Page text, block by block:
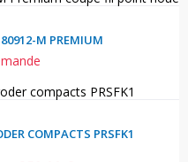
M PREMIUM
COMPACTS PRSFK1